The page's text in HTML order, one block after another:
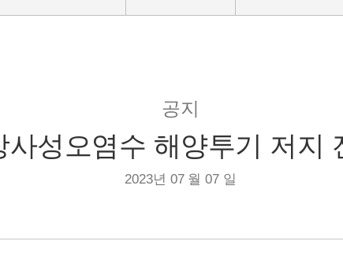
공지
사성오염수 해양투기 저지
2023년 07 월 07 일